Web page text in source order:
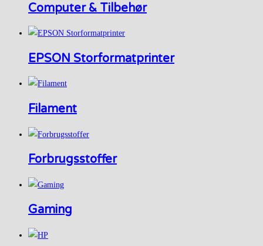
Computer & Tilbehør
EPSON Storformatprinter
Filament
Forbrugsstoffer
Gaming